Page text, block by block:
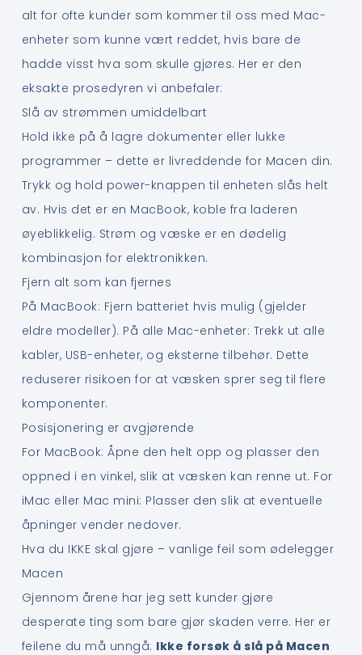
alt for ofte kunder som kommer til oss med Mac-
enheter som kunne vært reddet, hvis bare de
hadde visst hva som skulle gjøres. Her er den
eksakte prosedyren vi anbefaler:
Slå av strømmen umiddelbart
Hold ikke på å lagre dokumenter eller lukke
programmer – dette er livreddende for Macen din.
Trykk og hold power-knappen til enheten slås helt
av. Hvis det er en MacBook, koble fra laderen
øyeblikkelig. Strøm og væske er en dødelig
kombinasjon for elektronikken.
Fjern alt som kan fjernes
På MacBook: Fjern batteriet hvis mulig (gjelder
eldre modeller). På alle Mac-enheter: Trekk ut alle
kabler, USB-enheter, og eksterne tilbehør. Dette
reduserer risikoen for at væsken sprer seg til flere
komponenter.
Posisjonering er avgjørende
For MacBook: Åpne den helt opp og plasser den
oppned i en vinkel, slik at væsken kan renne ut. For
iMac eller Mac mini: Plasser den slik at eventuelle
åpninger vender nedover.
Hva du IKKE skal gjøre – vanlige feil som ødelegger
Macen
Gjennom årene har jeg sett kunder gjøre
desperate ting som bare gjør skaden verre. Her er
feilene du må unngå: Ikke forsøk å slå på Macen